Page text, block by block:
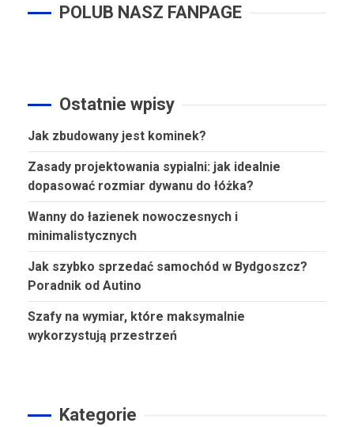
POLUB NASZ FANPAGE
Ostatnie wpisy
Jak zbudowany jest kominek?
Zasady projektowania sypialni: jak idealnie
dopasować rozmiar dywanu do łóżka?
Wanny do łazienek nowoczesnych i
minimalistycznych
Jak szybko sprzedać samochód w Bydgoszcz?
Poradnik od Autino
Szafy na wymiar, które maksymalnie
wykorzystują przestrzeń
Kategorie